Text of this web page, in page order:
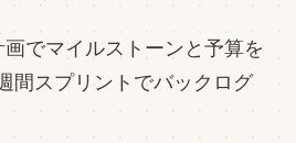
でマイルストーンと予算を
間スプリントでバックログ